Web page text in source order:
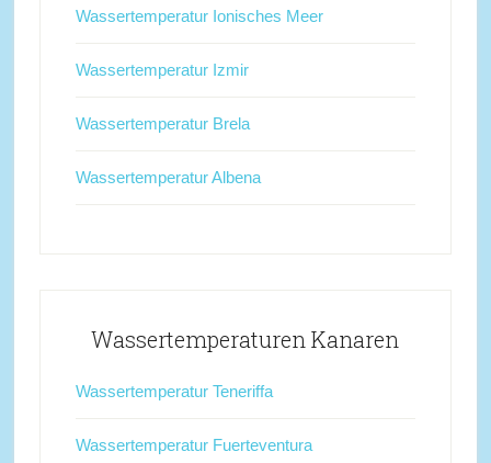
Wassertemperatur Ionisches Meer
Wassertemperatur Izmir
Wassertemperatur Brela
Wassertemperatur Albena
Wassertemperaturen Kanaren
Wassertemperatur Teneriffa
Wassertemperatur Fuerteventura